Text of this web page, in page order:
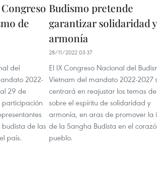
de
del
2022-
29 de
de las
país.
Budismo pretende
garantizar solidaridad y
armonía
28/11/2022 03:37
El IX Congreso Nacional del
Vietnam del mandato 2022-2027
centrará en reajustar los temas
sobre el espíritu de solidaridad y
armonía, en aras de promover la
de la Sangha Budista en el
pueblo.